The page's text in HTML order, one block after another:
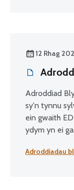
12 Rhag
Adroddiad
sy'n tynnu
ein gwaith
ydym yn ei
Adroddiadau